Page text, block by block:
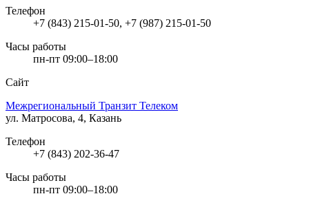
Телефон
+7 (843) 215-01-50, +7 (987) 215-01-50
Часы работы
пн-пт 09:00–18:00
Сайт
Межрегиональный Транзит Телеком
ул. Матросова, 4, Казань
Телефон
+7 (843) 202-36-47
Часы работы
пн-пт 09:00–18:00